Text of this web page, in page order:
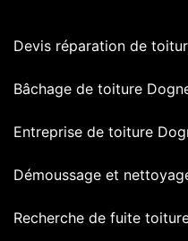
Devis réparation de
Bâchage de toiture
Entreprise de toiture
Démoussage et
Recherche de fuite